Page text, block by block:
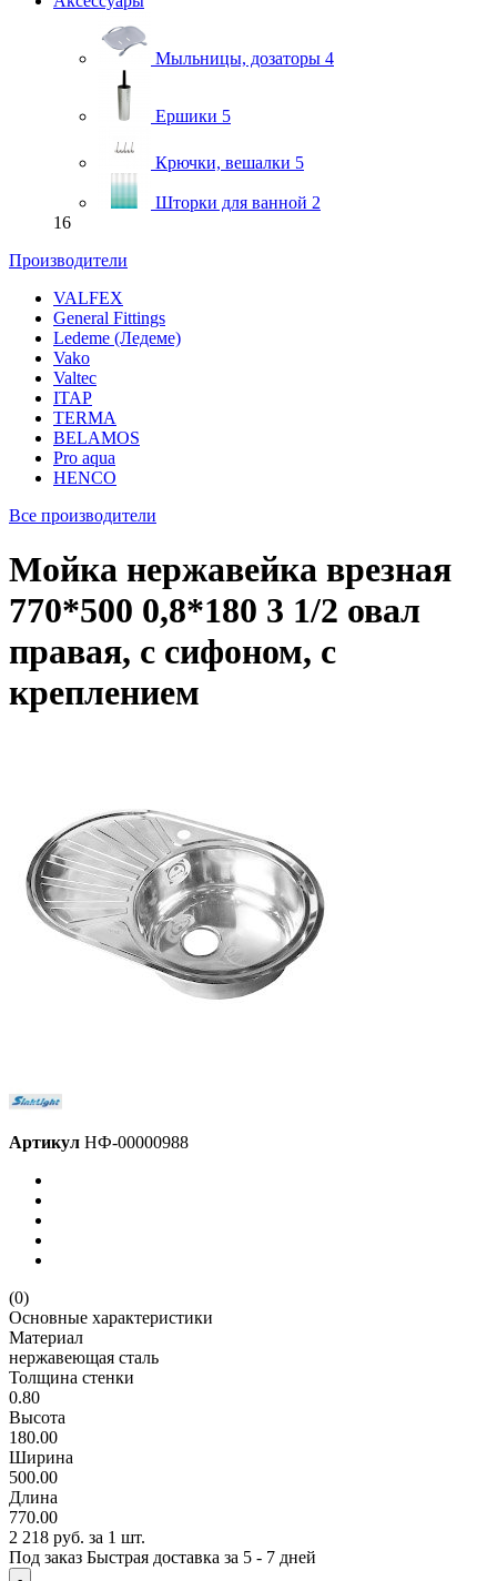
Мыльницы, дозаторы 4
Ершики 5
Крючки, вешалки 5
Шторки для ванной 2
16
Производители
VALFEX
General Fittings
Ledeme (Ледеме)
Vako
Valtec
ITAP
TERMA
BELAMOS
Pro aqua
HENCO
Все производители
Мойка нержавейка врезная
770*500 0,8*180 3 1/2 овал
правая, с сифоном, с
креплением
Артикул НФ-00000988
(0)
Основные характеристики
Материал
нержавеющая сталь
Толщина стенки
0.80
Высота
180.00
Ширина
500.00
Длина
770.00
2 218 руб. за 1 шт.
Под заказ Быстрая доставка за 5 - 7 дней